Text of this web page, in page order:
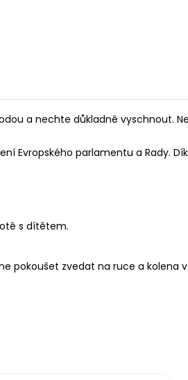
a nechte důkladně vyschnout.
Evropského parlamentu a Rady.
s dítětem.
zvedat na ruce a kolena